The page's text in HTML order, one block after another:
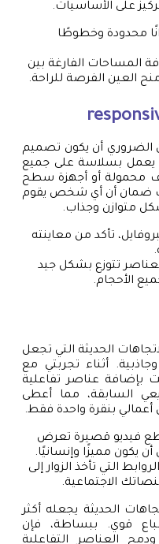
على الأساسيات.
محدودة وخطوطًا
المساحات الفارغة بين
العين الفرصة للراحة.
الضروري أن يكون تصميم
يعمل بسلاسة على جميع
محمولة أو أجهزة سطح
ضمان أن أي شخص يقوم
متوازن وجذاب.
تأكد من معاينته
تتوزع بشكل جيد
الأحجام.
الحديثة التي تجعل
أثناء تجربتي مع
بإضافة عناصر تفاعلية
السابقة، مما أعطى
بنقرة واحدة فقط.
فيديو قصيرة تعرض
يكون مميزًا وإنسانيًا.
التي تأخذ الزوار إلى
الاجتماعية.
الحديثة يجعله أكثر
قوي. ببساطة، فإن
العناصر التفاعلية